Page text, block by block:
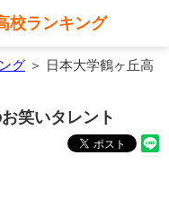
校ランキング
グ ＞ 日本大学鶴ヶ丘高
笑いタレント